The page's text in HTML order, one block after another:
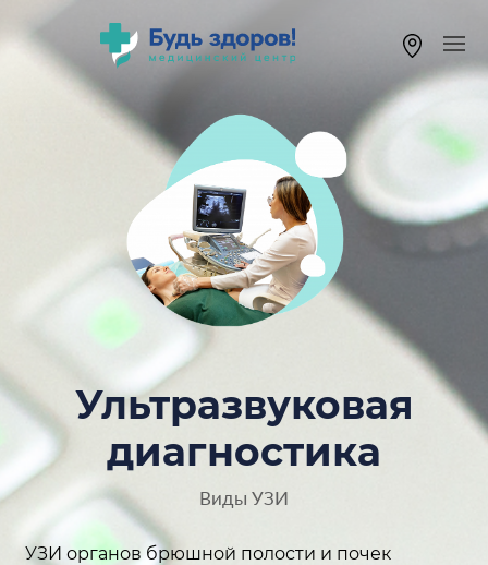
Ультразвуковая
диагностика
Виды УЗИ
УЗИ органов брюшной полости и почек